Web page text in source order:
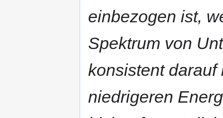
einbezogen ist,
Spektrum von
konsistent darauf
niedrigeren